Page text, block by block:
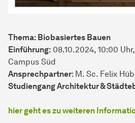
Thema: Biobasiertes Bauen
Einführung: 08.10.2024, 10:00
Campus Süd
Ansprechpartner: M. Sc. Felix
Studiengang Architektur &
hier geht es zu weiteren